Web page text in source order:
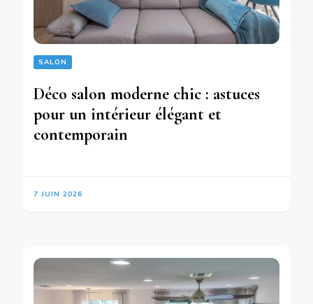
SALON
Déco salon moderne chic : astuces
pour un intérieur élégant et
contemporain
7 JUIN 2026